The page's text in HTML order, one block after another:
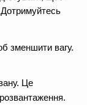
зменшити вагу.
Це